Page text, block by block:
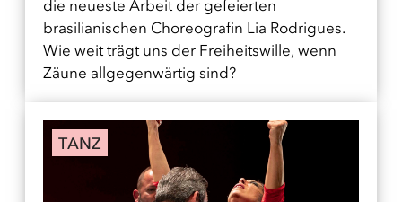
die neueste Arbeit der gefeierten
brasilianischen Choreografin Lia Rodrigues.
Wie weit trägt uns der Freiheitswille, wenn
Zäune allgegenwärtig sind?
TANZ